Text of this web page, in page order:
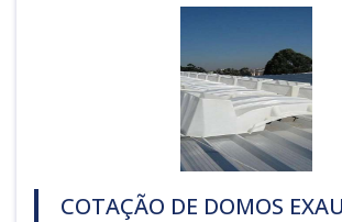
COTAÇÃO DE DOMOS